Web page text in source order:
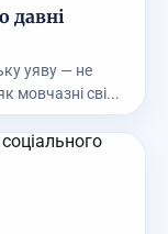
давні
уяву — не
мовчазні сві...